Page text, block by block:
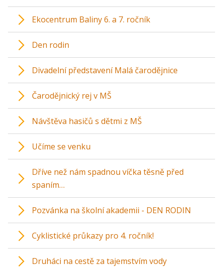
Ekocentrum Baliny 6. a 7. ročník
Den rodin
Divadelní představení Malá čarodějnice
Čarodějnický rej v MŠ
Návštěva hasičů s dětmi z MŠ
Učíme se venku
Dříve než nám spadnou víčka těsně před
spaním…
Pozvánka na školní akademii - DEN RODIN
Cyklistické průkazy pro 4. ročník!
Druháci na cestě za tajemstvím vody